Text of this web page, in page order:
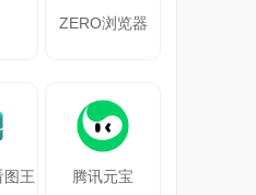
ZERO浏览器
图王 腾讯元宝